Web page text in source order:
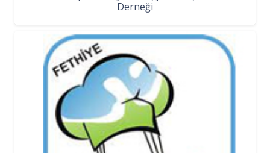
Derneği